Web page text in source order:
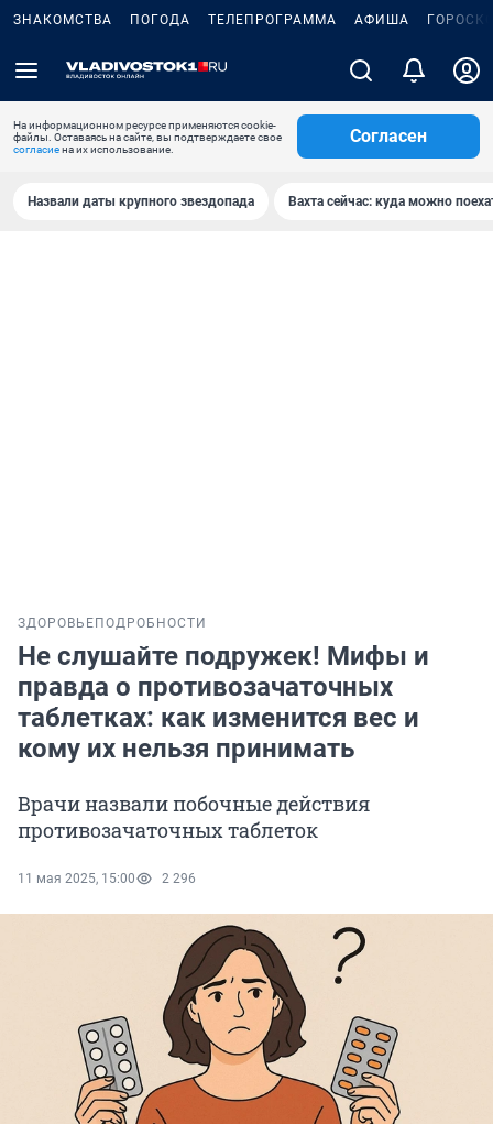
ЗНАКОМСТВА ПОГОДА ТЕЛЕПРОГРАММА АФИША
На информационном ресурсе применяются cookie-
файлы. Оставаясь на сайте, вы подтверждаете свое
согласиена их использование.
Согласен
Назвали даты крупного звездопада Вахта сейчас: куда можно
ЗДОРОВЬЕ ПОДРОБНОСТИ
Не слушайте подружек! Мифы и
правда о противозачаточных
таблетках: как изменится вес и
кому их нельзя принимать
Врачи назвали побочные действия
противозачаточных таблеток
11 мая 2025, 15:00 2 296